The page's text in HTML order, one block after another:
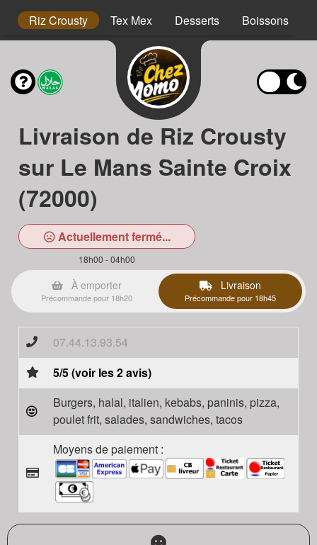
Riz Crousty Tex Mex Desserts Boissons
Livraison de Riz Crousty
sur Le Mans Sainte Croix
(72000)
Actuellement fermé...
18h00 - 04h00
À emporter
Précommande pour 18h20
Livraison
Précommande pour 18h45
07.44.13.93.54
5/5 (voir les 2 avis)
Burgers, halal, italien, kebabs, paninis, pizza,
poulet frit, salades, sandwiches, tacos
Moyens de paiement :